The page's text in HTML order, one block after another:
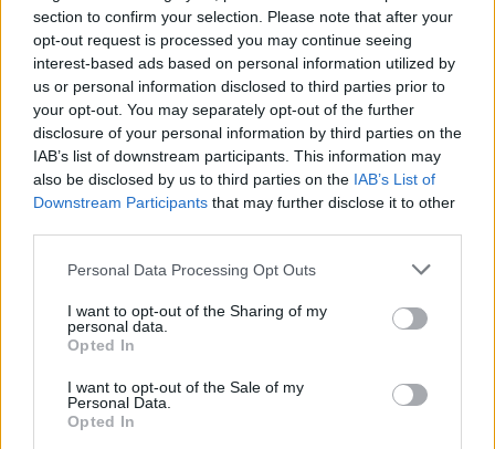
section to confirm your selection. Please note that after your
opt-out request is processed you may continue seeing
interest-based ads based on personal information utilized by
us or personal information disclosed to third parties prior to
your opt-out. You may separately opt-out of the further
disclosure of your personal information by third parties on the
IAB’s list of downstream participants. This information may
also be disclosed by us to third parties on the IAB’s List of
Downstream Participants that may further disclose it to other
Personal Data Processing Opt Outs
I want to opt-out of the Sharing of my
personal data.
Opted In
I want to opt-out of the Sale of my
Personal Data.
Opted In
assistiti possono andare in quelle strutture:
ma chi trovano?».
diagostoa Materia
Via Confalonieri, 5 - Castronno